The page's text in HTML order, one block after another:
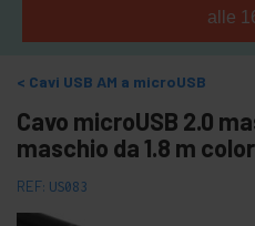
alle
Cavi USB AM a microUSB
Cavo microUSB 2.0
maschio da 1.8 m
REF: US083